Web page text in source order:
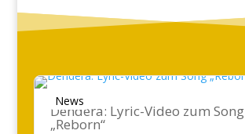
News
Dendera: Lyric-Video zum Song
„Reborn“